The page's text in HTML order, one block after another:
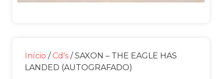
Início / Cd's / SAXON – THE EAGLE HAS
LANDED (AUTOGRAFADO)